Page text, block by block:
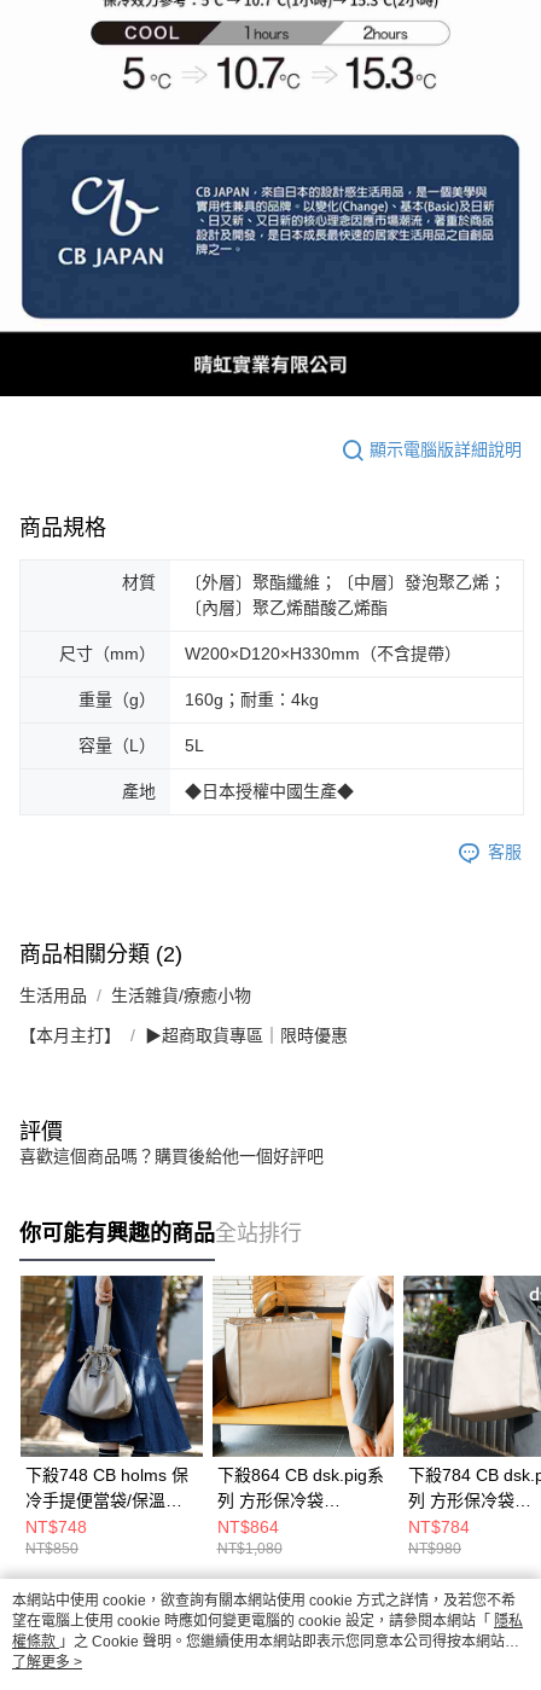
顯示電腦版詳細說明
商品規格
材質
〔外層〕聚酯纖維；〔中層〕發泡聚乙烯；
〔內層〕聚乙烯醋酸乙烯酯
尺寸（mm） W200×D120×H330mm（不含提帶）
重量（g） 160g；耐重：4kg
容量（L） 5L
產地 ◆日本授權中國生產◆
客服
商品相關分類 (2)
生活用品 生活雜貨/療癒小物
【本月主打】 ▶超商取貨專區｜限時優惠
評價
喜歡這個商品嗎？購買後給他一個好評吧
你可能有興趣的商品全站排行
下殺748 CB holms 保
冷手提便當袋/保溫便
當袋/保冷袋/保溫袋
26Aug001
NT$748
NT$850
下殺864 CB dsk.pig系
列 方形保冷袋
maneuver L/午餐袋/便
當袋/餐袋 26Aug001
NT$864
NT$1,080
下殺784 CB
列 方形保冷袋
maneuver M/午
便當袋/餐袋
26Aug001
NT$784
NT$980
熱門標籤
本網站中使用 cookie，欲查詢有關本網站使用 cookie 方式之詳情，及若您不希
望在電腦上使用 cookie 時應如何變更電腦的 cookie 設定，請參閱本網站「 隱私
權條款 」之 Cookie 聲明。您繼續使用本網站即表示您同意本公司得按本網站使
用條款之 Cookie 聲明使用 cookie。
了解更多 >